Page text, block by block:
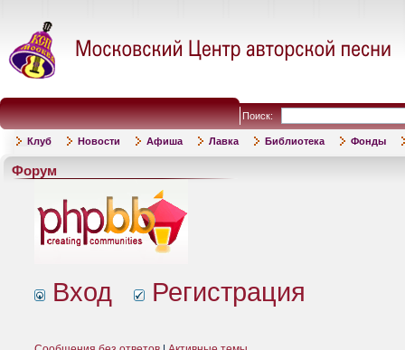
Поиск:
Клуб Новости Афиша Лавка Библиотека Фонды
Форум
Вход Регистрация